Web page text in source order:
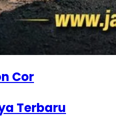
Cor
Terbaru